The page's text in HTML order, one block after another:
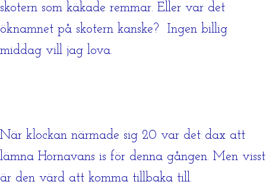
skotern som käkade remmar. Eller var det
öknamnet på skotern kanske? Ingen billig
middag vill jag lova.
När klockan närmade sig 20 var det dax att
lämna Hornavans is för denna gången. Men visst
är den värd att komma tillbaka till.